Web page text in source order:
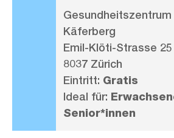
Käferberg
Emil-Klöti-Strasse 25
8037 Zürich
Eintritt: Gratis
Ideal für:
Senior*innen